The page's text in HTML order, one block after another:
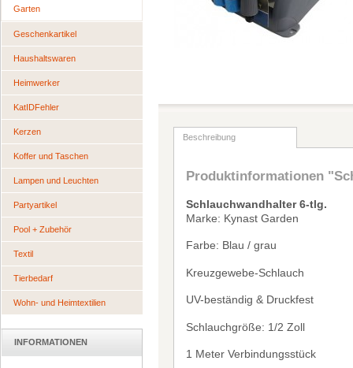
Garten
Geschenkartikel
Haushaltswaren
Heimwerker
KatIDFehler
Kerzen
Koffer und Taschen
Lampen und Leuchten
Partyartikel
Pool + Zubehör
Textil
Tierbedarf
Wohn- und Heimtextilien
INFORMATIONEN
Beschreibung
Produktinformationen
Schlauchwandhalter 6-tlg.
Marke: Kynast Garden
Farbe: Blau / grau
Kreuzgewebe-Schlauch
UV-beständig & Druckfest
Schlauchgröße: 1/2 Zoll
1 Meter Verbindungsstück